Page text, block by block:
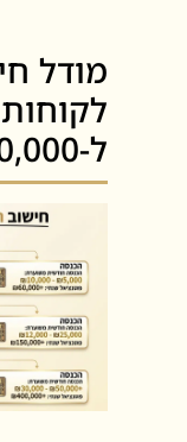
מודל
ל-20,000 בחודש?